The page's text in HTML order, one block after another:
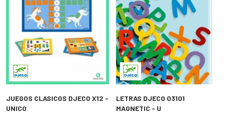
JUEGOS CLASICOS DJECO X12 -
UNICO
LETRAS DJECO 03101
MAGNETIC - U